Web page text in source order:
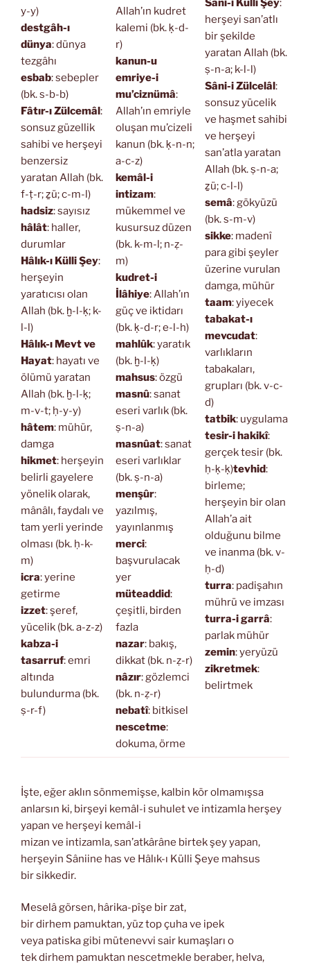
y-y)
destgâh-ı
dünya: dünya
tezgâhı
esbab: sebepler
(bk. s-b-b)
Fâtır-ı Zülcemâl :
sonsuz güzellik
sahibi ve herşeyi
benzersiz
yaratan Allah (bk.
f-ṭ-r; ẕü; c-m-l)
hadsiz: sayısız
hâlât: haller,
durumlar
Hâlık-ı Külli Şey:
herşeyin
yaratıcısı olan
Allah (bk. ḫ-l-ḳ; k-
l-l)
Hâlık-ı Mevt ve
Hayat: hayatı ve
ölümü yaratan
Allah (bk. ḫ-l-ḳ;
m-v-t; ḥ-y-y)
hâtem: mühür,
damga
hikmet: herşeyin
belirli gayelere
yönelik olarak,
mânâlı, faydalı ve
tam yerli yerinde
olması (bk. ḥ-k-
m)
icra: yerine
getirme
izzet: şeref,
yücelik (bk. a-z-z)
kabza-i
tasarruf: emri
altında
bulundurma (bk.
ṣ-r-f)
Allah’ın kudret
kalemi (bk. ḳ-d-
r)
kanun-u
emriye-i
mu’ciznümâ:
Allah’ın emriyle
oluşan mu’cizeli
kanun (bk. ḳ-n-n;
a-c-z)
kemâl-i
intizam:
mükemmel ve
kusursuz düzen
(bk. k-m-l; n-ẓ-
m)
kudret-i
İlâhiye: Allah’ın
güç ve iktidarı
(bk. ḳ-d-r; e-l-h)
mahlûk: yaratık
(bk. ḫ-l-ḳ)
mahsus: özgü
masnû: sanat
eseri varlık (bk.
ṣ-n-a)
masnûat: sanat
eseri varlıklar
(bk. ṣ-n-a)
menşûr:
yazılmış,
yayınlanmış
merci:
başvurulacak
yer
müteaddid:
çeşitli, birden
fazla
nazar: bakış,
dikkat (bk. n-ẓ-r)
nâzır: gözlemci
(bk. n-ẓ-r)
nebatî: bitkisel
nescetme:
dokuma, örme
Sâni-i Külli Şey:
herşeyi san’atlı
bir şekilde
yaratan Allah (bk.
ṣ-n-a; k-l-l)
Sâni-i Zülcelâl :
sonsuz yücelik
ve haşmet sahibi
ve herşeyi
san’atla yaratan
Allah (bk. ṣ-n-a;
ẕü; c-l-l)
semâ: gökyüzü
(bk. s-m-v)
sikke: madenî
para gibi şeyler
üzerine vurulan
damga, mühür
taam: yiyecek
tabakat-ı
mevcudat:
varlıkların
tabakaları,
grupları (bk. v-c-
d)
tatbik: uygulama
tesir-i hakikî:
gerçek tesir (bk.
ḥ-ḳ-ḳ)tevhid:
birleme;
herşeyin bir olan
Allah’a ait
olduğunu bilme
ve inanma (bk. v-
ḥ-d)
turra: padişahın
mührü ve imzası
turra-i garrâ:
parlak mühür
zemin: yeryüzü
zikretmek:
belirtmek
İşte, eğer aklın sönmemişse, kalbin kör olmamışsa
anlarsın ki, birşeyi kemâl-i suhulet ve intizamla herşey
yapan ve herşeyi kemâl-i
mizan ve intizamla, san’atkârâne birtek şey yapan,
herşeyin Sâniine has ve Hâlık-ı Külli Şeye mahsus
bir sikkedir.
Meselâ görsen, hârika-pîşe bir zat,
bir dirhem pamuktan, yüz top çuha ve ipek
veya patiska gibi mütenevvi sair kumaşları o
tek dirhem pamuktan nescetmekle beraber, helva,